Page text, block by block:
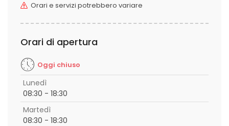
Orari e servizi potrebbero variare
Orari di apertura
Oggi chiuso
Lunedì
08:30 - 18:30
Martedì
08:30 - 18:30